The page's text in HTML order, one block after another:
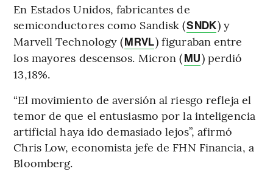
En Estados Unidos, fabricantes de
semiconductores como Sandisk (SNDK) y
Marvell Technology (MRVL) figuraban entre
los mayores descensos. Micron (MU) perdió
13,18%.
“El movimiento de aversión al riesgo refleja el
temor de que el entusiasmo por la inteligencia
artificial haya ido demasiado lejos”, afirmó
Chris Low, economista jefe de FHN Financia, a
Bloomberg.